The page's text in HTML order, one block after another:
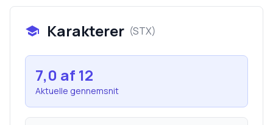
Karakterer (STX)
7,0 af 12
Aktuelle gennemsnit